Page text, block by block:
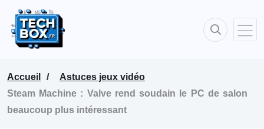
Accueil
Astuces jeux vidéo
Steam Machine : Valve rend soudain le PC de salon
beaucoup plus intéressant